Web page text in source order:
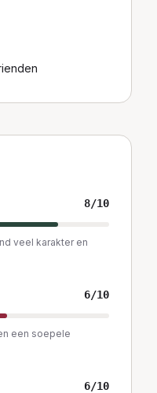
8/10
veel karakter en
6/10
een soepele
6/10